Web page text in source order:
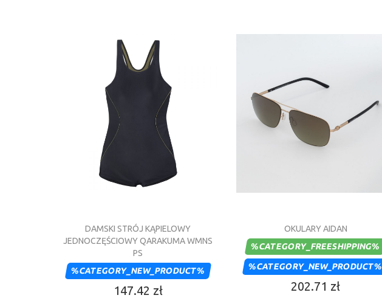
DAMSKI STRÓJ KĄPIELOWY
JEDNOCZĘŚCIOWY QARAKUMA WMNS
PS
%CATEGORY_NEW_PRODUCT%
147.42 zł
OKULARY AIDAN
%CATEGORY_FREESHIPPING%
%CATEGORY_NEW_PRODUCT%
202.71 zł